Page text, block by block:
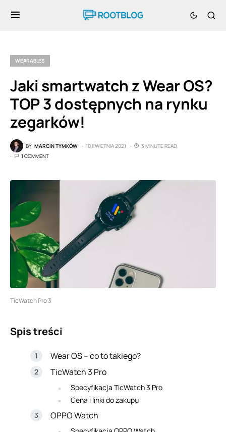
WEARABLES
Jaki smartwatch z Wear OS?
TOP 3 dostępnych na rynku
zegarków!
BY MARCIN TYMKÓW 10 KWIETNIA 2021
3 MINUTE READ
1 COMMENT
TicWatch Pro 3
Spis treści
Wear OS – co to takiego?
TicWatch 3 Pro
Specyfikacja TicWatch 3 Pro
Cena i linki do zakupu
OPPO Watch